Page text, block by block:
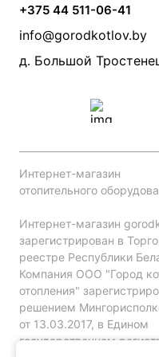
Камины и печи
Дымоходы
Акции
Производители
Монтаж систем
Прайс по монтажу
Проект систем
+375 44 511-06-41
info@gorodkotlov.by
д. Большой
Интернет-магазин
отопительного
Интернет-магазин
зарегистрирован в
реестре Республики
Компания ООО "Город
отопления"
решением
от 13.03.2017, в Едином
государственном